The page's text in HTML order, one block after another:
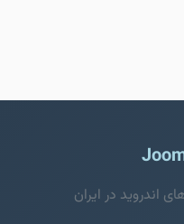
اندروید در ایران